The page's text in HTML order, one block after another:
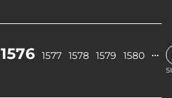
1576 1577 1578 1579 1580 …